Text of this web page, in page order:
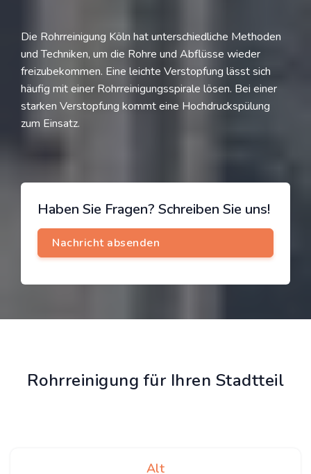
Die Rohrreinigung Köln hat unterschiedliche Methoden
und Techniken, um die Rohre und Abflüsse wieder
freizubekommen. Eine leichte Verstopfung lässt sich
häufig mit einer Rohrreinigungsspirale lösen. Bei einer
starken Verstopfung kommt eine Hochdruckspülung
zum Einsatz.
Haben Sie Fragen? Schreiben Sie uns!
Rohrreinigung für Ihren Stadtteil
Alt